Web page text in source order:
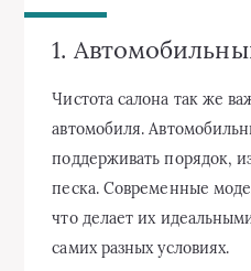
1.
Чистота салона так же
автомобиля.
поддерживать порядок,
песка. Современные
что делает их
самих разных условиях.